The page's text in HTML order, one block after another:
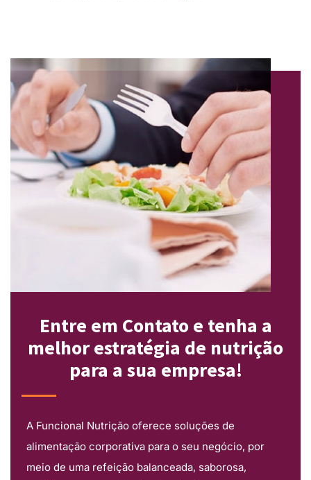
Entre em Contato e tenha a
melhor estratégia de nutrição
para a sua empresa!
A Funcional Nutrição oferece soluções de
alimentação corporativa para o seu negócio, por
meio de uma refeição balanceada, saborosa,